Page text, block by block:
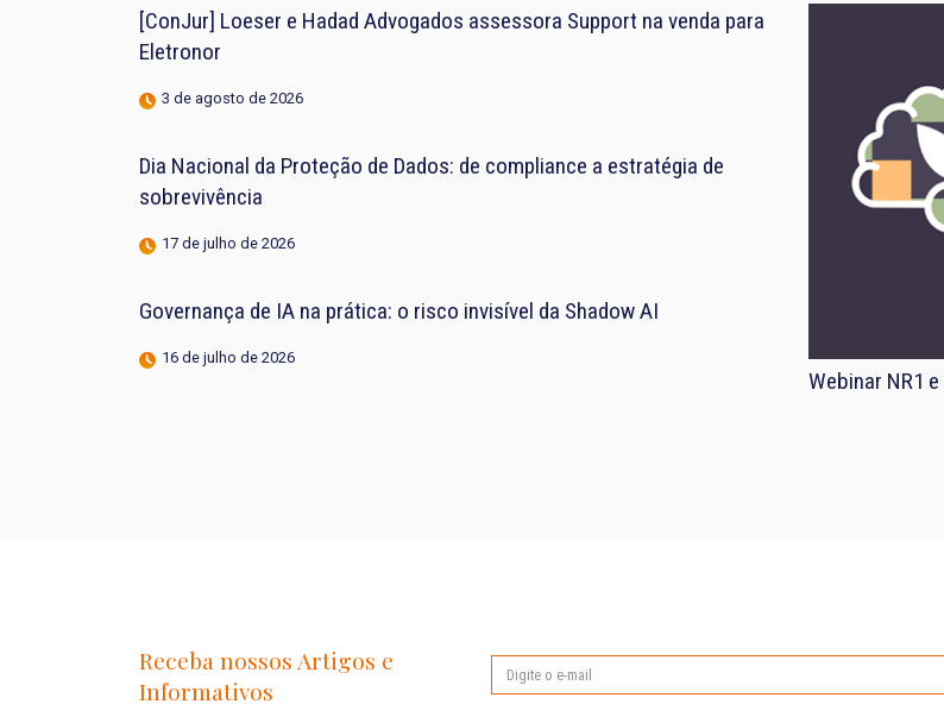
[ConJur] Loeser e Hadad Advogados assessora Support na venda para
Eletronor
3 de agosto de 2026
Dia Nacional da Proteção de Dados: de compliance a estratégia de
sobrevivência
17 de julho de 2026
Governança de IA na prática: o risco invisível da Shadow AI
16 de julho de 2026
Webinar NR1
Receba nossos Artigos e
Informativos